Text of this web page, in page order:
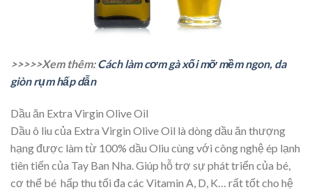
>>>>>Xem thêm:Cách làm cơm gà xối mỡ mềm ngon, da
giòn rụm hấp dẫn
Dầu ăn Extra Virgin Olive Oil
Dầu ô liu của Extra Virgin Olive Oil là dòng dầu ăn thượng
hạng được làm từ 100% dầu Oliu cùng với công nghệ ép lạnh
tiên tiến của Tay Ban Nha. Giúp hỗ trợ sự phát triển của bé,
cơ thể bé hấp thu tối đa các Vitamin A, D, K… rất tốt cho hệ